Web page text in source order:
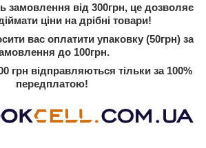
замовлення від 300грн, це дозволяє
ціни на дрібні товари!
вас оплатити упаковку (50грн) за
до 100грн.
грн відправляються тільки за 100%
передплатою!